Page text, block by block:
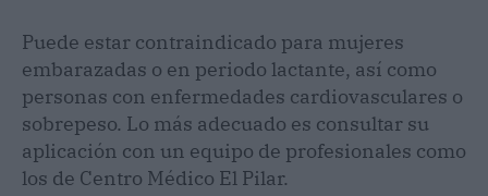
Puede estar contraindicado para mujeres
embarazadas o en periodo lactante, así como
personas con enfermedades cardiovasculares o
sobrepeso. Lo más adecuado es consultar su
aplicación con un equipo de profesionales como
los de Centro Médico El Pilar.